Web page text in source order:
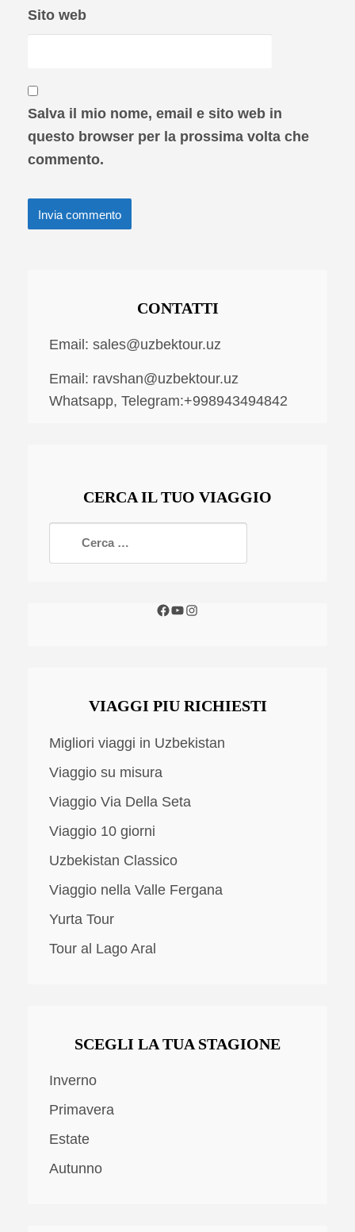
Sito web
Salva il mio nome, email e sito web in
questo browser per la prossima volta che
commento.
CONTATTI
Email: sales@uzbektour.uz
Email: ravshan@uzbektour.uz
Whatsapp, Telegram:+998943494842
CERCA IL TUO VIAGGIO
VIAGGI PIU RICHIESTI
Migliori viaggi in Uzbekistan
Viaggio su misura
Viaggio Via Della Seta
Viaggio 10 giorni
Uzbekistan Classico
Viaggio nella Valle Fergana
Yurta Tour
Tour al Lago Aral
SCEGLI LA TUA STAGIONE
Inverno
Primavera
Estate
Autunno